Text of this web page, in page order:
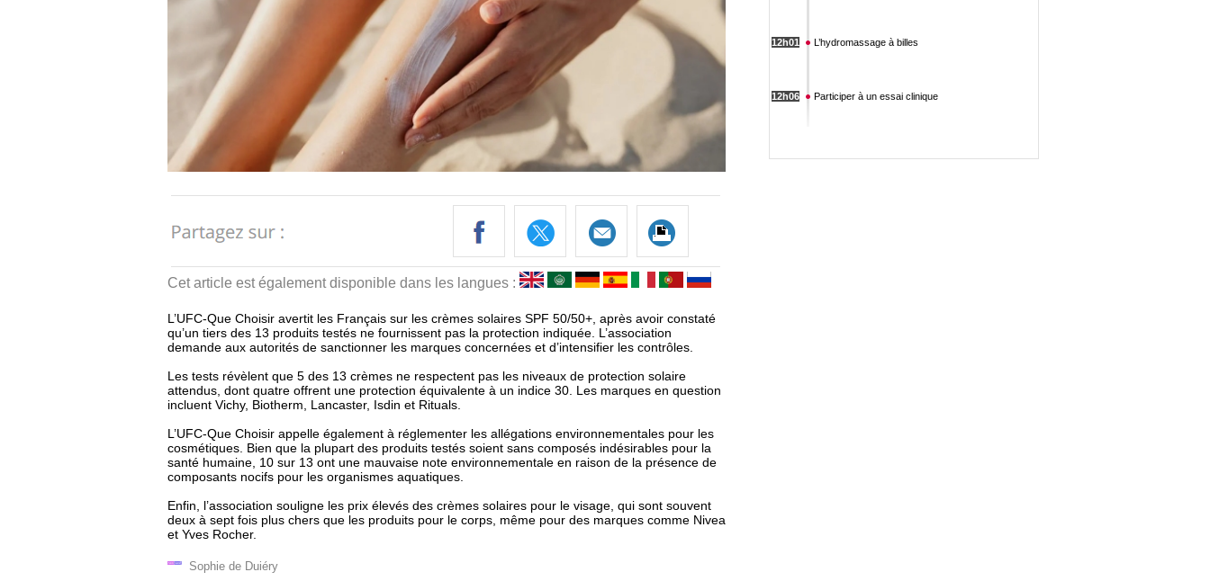
Cet article est également disponible dans les langues :
L’UFC-Que Choisir avertit les Français sur les crèmes solaires SPF 50/50+, après avoir constaté
qu’un tiers des 13 produits testés ne fournissent pas la protection indiquée. L’association
demande aux autorités de sanctionner les marques concernées et d’intensifier les contrôles.
Les tests révèlent que 5 des 13 crèmes ne respectent pas les niveaux de protection solaire
attendus, dont quatre offrent une protection équivalente à un indice 30. Les marques en question
incluent Vichy, Biotherm, Lancaster, Isdin et Rituals.
L’UFC-Que Choisir appelle également à réglementer les allégations environnementales pour les
cosmétiques. Bien que la plupart des produits testés soient sans composés indésirables pour la
santé humaine, 10 sur 13 ont une mauvaise note environnementale en raison de la présence de
composants nocifs pour les organismes aquatiques.
Enfin, l’association souligne les prix élevés des crèmes solaires pour le visage, qui sont souvent
deux à sept fois plus chers que les produits pour le corps, même pour des marques comme Nivea
et Yves Rocher.
Sophie de Duiéry